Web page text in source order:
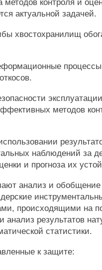
контроля и
актуальной задачей.
хвостохранилищ
методов
наблюдений за
и прогноза их
анализ и обобщение
происходящими на
анализ результатов
статистики.
к защите: